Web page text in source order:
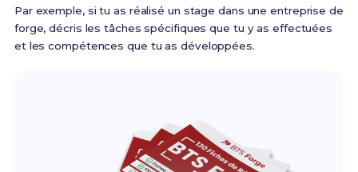
Par exemple, si tu as réalisé un stage dans une entreprise de
forge, décris les tâches spécifiques que tu y as effectuées
et les compétences que tu as développées.